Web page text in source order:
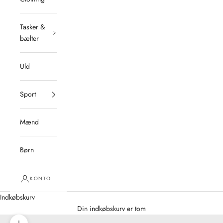
Tasker &
bælter
Uld
Sport
Mænd
Børn
KONTO
Indkøbskurv
Din indkøbskurv er tom